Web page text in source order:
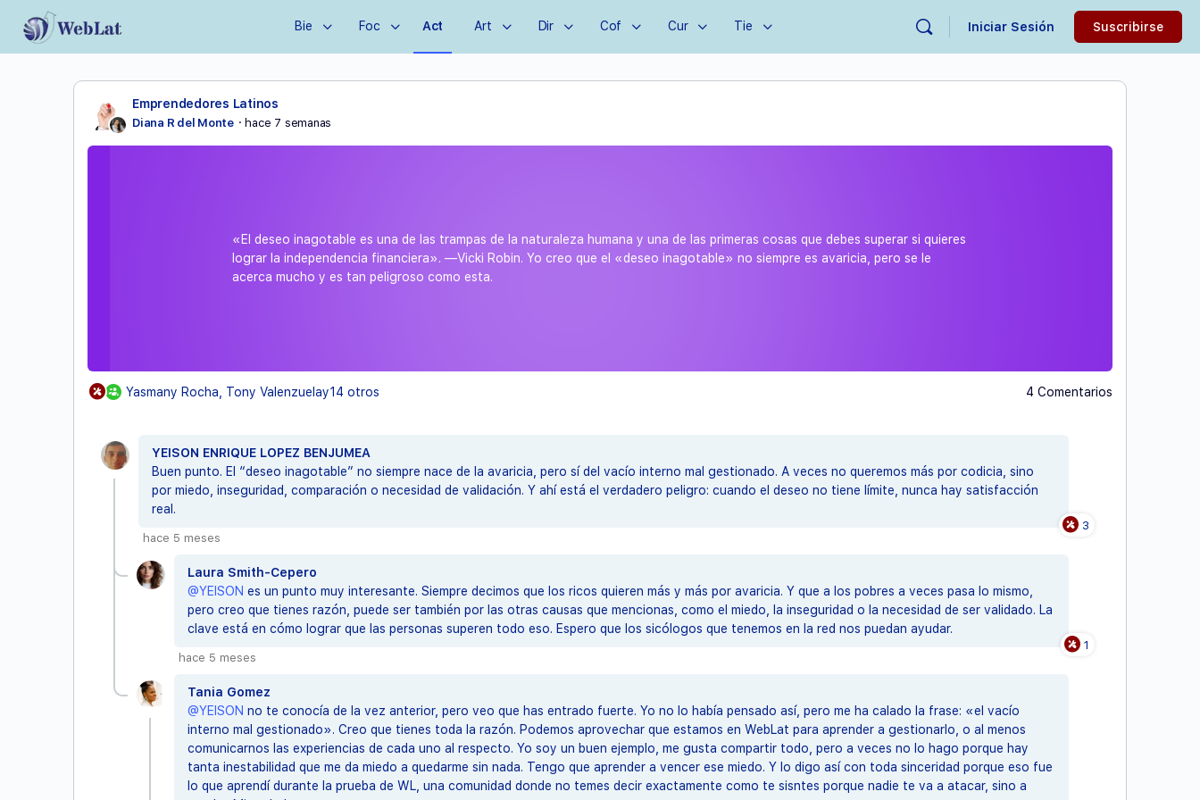
Bie Foc Act Art Dir Cof Cur Tie Iniciar Sesión Suscribirse
Emprendedores Latinos
Diana R del Monte hace 7 semanas
«El deseo inagotable es una de las trampas de la naturaleza humana y una de las primeras cosas que debes superar si quieres
lograr la independencia financiera». —Vicki Robin. Yo creo que el «deseo inagotable» no siempre es avaricia, pero se le
acerca mucho y es tan peligroso como esta.
Yasmany Rocha, Tony Valenzuelay14 otros 4 Comentarios
YEISON ENRIQUE LOPEZ BENJUMEA
Buen punto. El “deseo inagotable” no siempre nace de la avaricia, pero sí del vacío interno mal gestionado. A veces no queremos más por codicia, sino
por miedo, inseguridad, comparación o necesidad de validación. Y ahí está el verdadero peligro: cuando el deseo no tiene límite, nunca hay satisfacción
real.
3
hace 5 meses
Laura Smith-Cepero
@YEISON es un punto muy interesante. Siempre decimos que los ricos quieren más y más por avaricia. Y que a los pobres a veces pasa lo mismo,
pero creo que tienes razón, puede ser también por las otras causas que mencionas, como el miedo, la inseguridad o la necesidad de ser validado. La
clave está en cómo lograr que las personas superen todo eso. Espero que los sicólogos que tenemos en la red nos puedan ayudar.
1
hace 5 meses
Tania Gomez
@YEISON no te conocía de la vez anterior, pero veo que has entrado fuerte. Yo no lo había pensado así, pero me ha calado la frase: «el vacío
interno mal gestionado». Creo que tienes toda la razón. Podemos aprovechar que estamos en WebLat para aprender a gestionarlo, o al menos
comunicarnos las experiencias de cada uno al respecto. Yo soy un buen ejemplo, me gusta compartir todo, pero a veces no lo hago porque hay
tanta inestabilidad que me da miedo a quedarme sin nada. Tengo que aprender a vencer ese miedo. Y lo digo así con toda sinceridad porque eso fue
lo que aprendí durante la prueba de WL, una comunidad donde no temes decir exactamente como te sisntes porque nadie te va a atacar, sino a